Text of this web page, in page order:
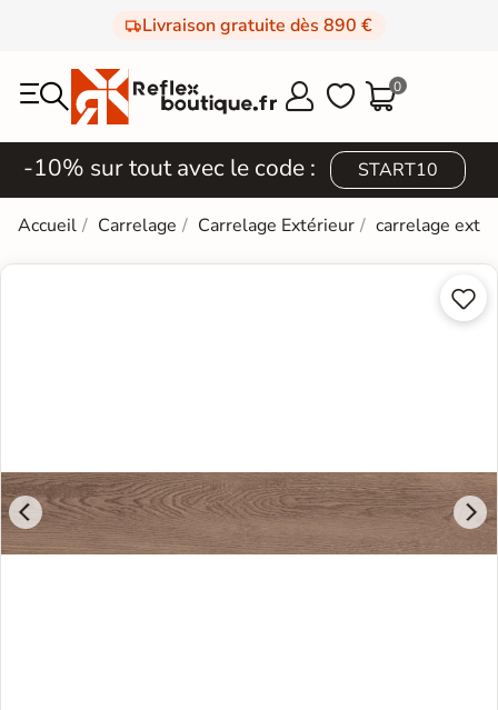
Livraison gratuite dès 890 €
  0
-10% sur tout avec le code : START10
Accueil Carrelage Carrelage Extérieur carrelage

